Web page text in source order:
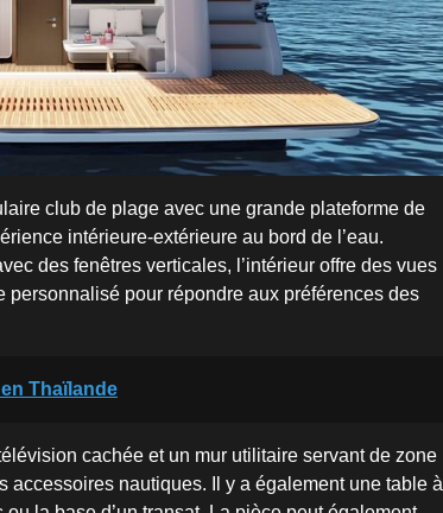
club de plage avec une grande plateforme de
intérieure-extérieure au bord de l’eau.
des fenêtres verticales, l’intérieur offre des vues
personnalisé pour répondre aux préférences des
Thaïlande
cachée et un mur utilitaire servant de zone
nautiques. Il y a également une table à